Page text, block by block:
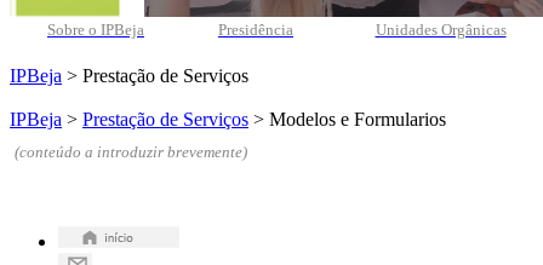
Sobre o IPBeja Presidência Unidades Orgânicas
IPBeja > Prestação de Serviços
IPBeja > Prestação de Serviços > Modelos e Formularios
(conteúdo a introduzir brevemente)